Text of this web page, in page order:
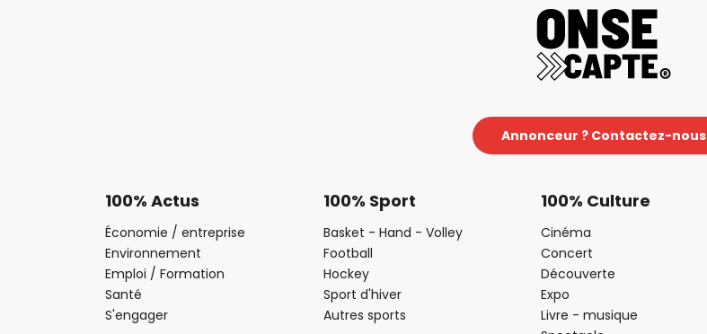
Annonceur ? Contactez-nous
100% Actus
Économie / entreprise
Environnement
Emploi / Formation
Santé
S'engager
100% Sport
Basket - Hand - Volley
Football
Hockey
Sport d'hiver
Autres sports
100% Culture
Cinéma
Concert
Découverte
Expo
Livre - musique